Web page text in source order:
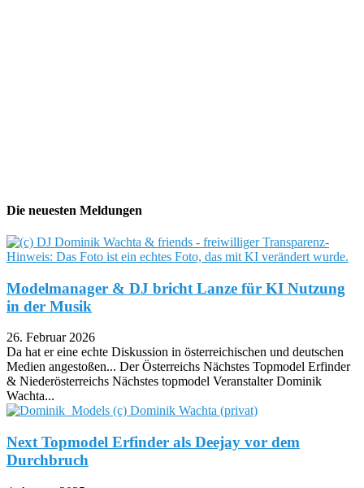
Die neuesten Meldungen
Modelmanager & DJ bricht Lanze für KI Nutzung
in der Musik
26. Februar 2026
Da hat er eine echte Diskussion in österreichischen und deutschen
Medien angestoßen... Der Österreichs Nächstes Topmodel Erfinder
& Niederösterreichs Nächstes topmodel Veranstalter Dominik
Wachta...
Next Topmodel Erfinder als Deejay vor dem
Durchbruch